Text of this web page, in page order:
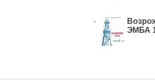
ЭМБА